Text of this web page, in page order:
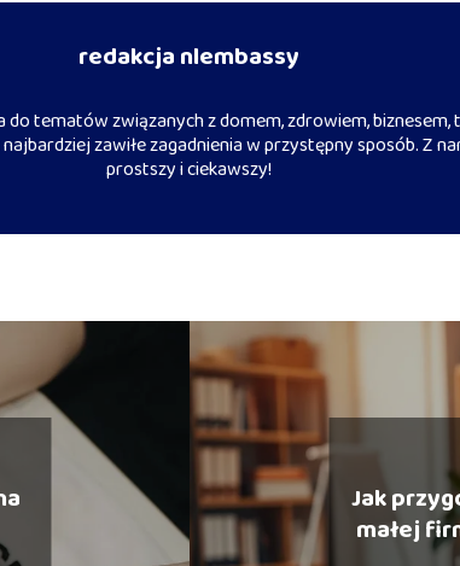
redakcja nlembassy
do tematów związanych z domem, zdrowiem,
zawiłe zagadnienia w przystępny sposób. Z
prostszy i ciekawszy!
Jak
małej